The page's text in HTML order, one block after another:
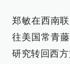
郑敏在西南
往美国常青
研究转回西